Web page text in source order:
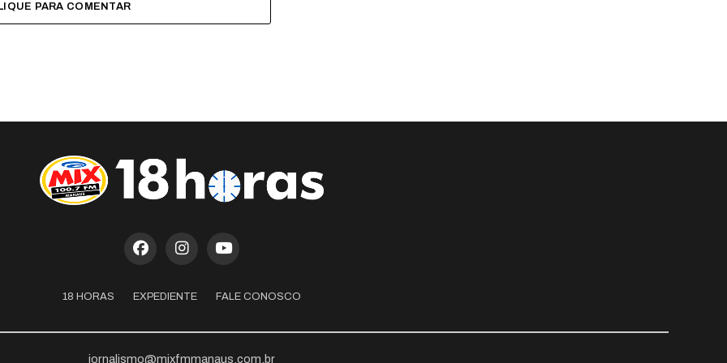
PARA COMENTAR
18 HORAS EXPEDIENTE FALE CONOSCO
jornalismo@mixfmmanaus.com.br